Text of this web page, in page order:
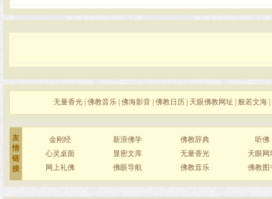
无量香光 佛教音乐 佛海影音 佛教日历 天眼佛教网址 般若文海
友
情
链
接
金刚经 新浪佛学 佛教辞典
听佛
心灵桌面
显密文库 无量香光
天眼网
网上礼佛
佛眼导航 佛教音乐 佛教图